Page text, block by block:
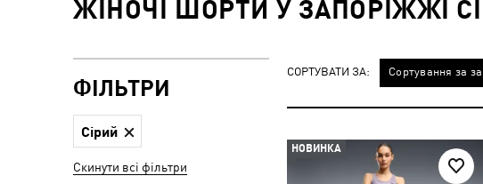
ЖІНОЧІ ШОРТИ У ЗАПОРІЖЖІ
СОРТУВАТИ ЗА: Сортування за
НОВИНКА
ФІЛЬТРИ
Сірий
Скинути всі фільтри